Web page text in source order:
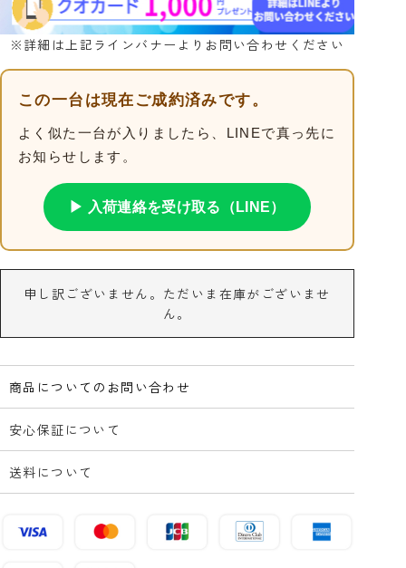
※詳細は上記ラインバナーよりお問い合わせください
この一台は現在ご成約済みです。
よく似た一台が入りましたら、LINEで真っ先に
お知らせします。
▶ 入荷連絡を受け取る（LINE）
申し訳ございません。ただいま在庫がございませ
ん。
商品についてのお問い合わせ
安心保証について
送料について